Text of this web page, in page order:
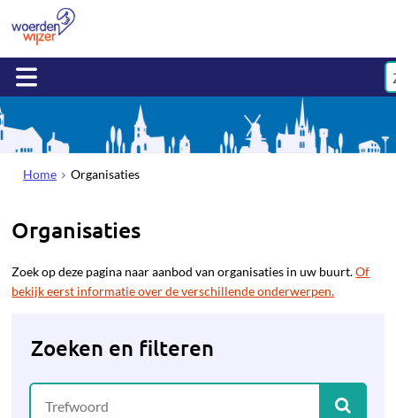
Home Organisaties
Organisaties
Zoek op deze pagina naar aanbod van organisaties in uw buurt.Of
bekijk eerst informatie over de verschillende onderwerpen.
Zoeken en filteren